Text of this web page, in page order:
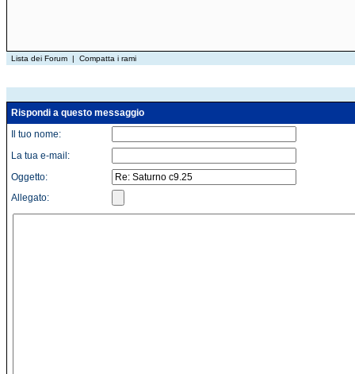
Lista dei Forum | Compatta i rami
Rispondi a questo messaggio
Il tuo nome:
La tua e-mail:
Oggetto:
Allegato: